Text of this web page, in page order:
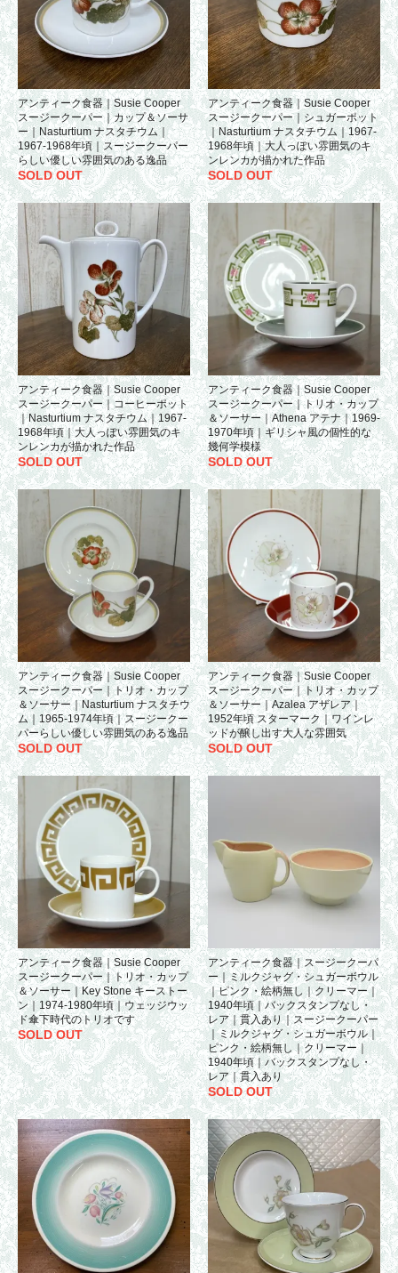
アンティーク食器｜Susie Cooper
スージークーパー｜カップ＆ソーサ
ー｜Nasturtium ナスタチウム｜
1967-1968年頃｜スージークーパー
らしい優しい雰囲気のある逸品
SOLD OUT
アンティーク食器｜Susie Cooper
スージークーパー｜シュガーポット
｜Nasturtium ナスタチウム｜1967-
1968年頃｜大人っぽい雰囲気のキ
ンレンカが描かれた作品
SOLD OUT
アンティーク食器｜Susie Cooper
スージークーパー｜コーヒーポット
｜Nasturtium ナスタチウム｜1967-
1968年頃｜大人っぽい雰囲気のキ
ンレンカが描かれた作品
SOLD OUT
アンティーク食器｜Susie Cooper
スージークーパー｜トリオ・カップ
＆ソーサー｜Athena アテナ｜1969-
1970年頃｜ギリシャ風の個性的な
幾何学模様
SOLD OUT
アンティーク食器｜Susie Cooper
スージークーパー｜トリオ・カップ
＆ソーサー｜Nasturtium ナスタチウ
ム｜1965-1974年頃｜スージークー
パーらしい優しい雰囲気のある逸品
SOLD OUT
アンティーク食器｜Susie Cooper
スージークーパー｜トリオ・カップ
＆ソーサー｜Azalea アザレア｜
1952年頃 スターマーク｜ワインレ
ッドが醸し出す大人な雰囲気
SOLD OUT
アンティーク食器｜Susie Cooper
スージークーパー｜トリオ・カップ
＆ソーサー｜Key Stone キーストー
ン｜1974-1980年頃｜ウェッジウッ
ド傘下時代のトリオです
SOLD OUT
アンティーク食器｜スージークーパ
ー｜ミルクジャグ・シュガーボウル
｜ピンク・絵柄無し｜クリーマー｜
1940年頃｜バックスタンプなし・
レア｜貫入あり｜スージークーパー
｜ミルクジャグ・シュガーボウル｜
ピンク・絵柄無し｜クリーマー｜
1940年頃｜バックスタンプなし・
レア｜貫入あり
SOLD OUT